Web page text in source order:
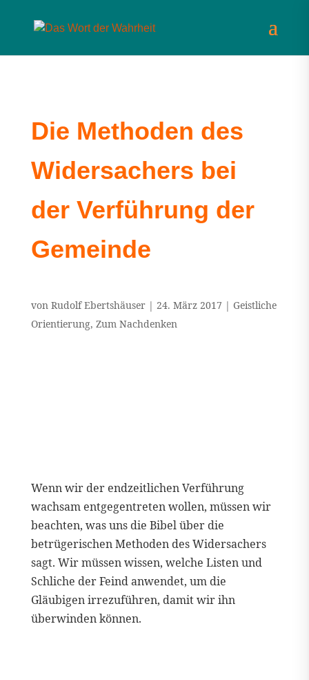
Die Methoden des
Widersachers bei
der Verführung der
Gemeinde
von Rudolf Ebertshäuser| 24. März 2017 | Geistliche
Orientierung, Zum Nachdenken
Wenn wir der endzeitlichen Verführung
wachsam entgegentreten wollen, müssen wir
beachten, was uns die Bibel über die
betrügerischen Methoden des Widersachers
sagt. Wir müssen wissen, welche Listen und
Schliche der Feind anwendet, um die
Gläubigen irrezuführen, damit wir ihn
überwinden können.